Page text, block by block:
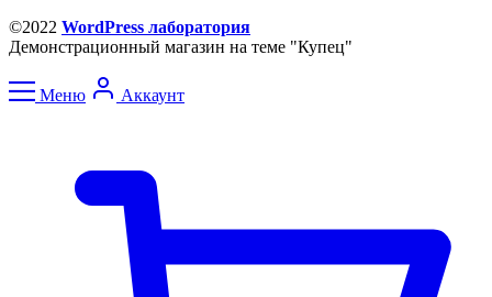
©2022 WordPress лаборатория
Демонстрационный магазин на теме "Купец"
Меню Аккаунт